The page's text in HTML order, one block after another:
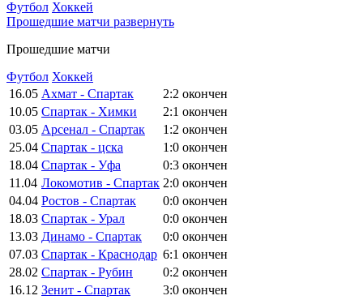
Футбол Хоккей
Прошедшие матчи развернуть
Прошедшие матчи
Футбол Хоккей
16.05 Ахмат - Спартак 2:2 окончен
10.05 Спартак - Химки 2:1 окончен
03.05 Арсенал - Спартак 1:2 окончен
25.04 Спартак - цска 1:0 окончен
18.04 Спартак - Уфа 0:3 окончен
11.04 Локомотив - Спартак 2:0 окончен
04.04 Ростов - Спартак 0:0 окончен
18.03 Спартак - Урал 0:0 окончен
13.03 Динамо - Спартак 0:0 окончен
07.03 Спартак - Краснодар 6:1 окончен
28.02 Спартак - Рубин 0:2 окончен
16.12 Зенит - Спартак 3:0 окончен